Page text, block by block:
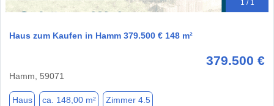
1 / 1
Haus zum Kaufen in Hamm 379.500 € 148 m²
379.500 €
Hamm, 59071
Haus ca. 148,00 m² Zimmer 4.5